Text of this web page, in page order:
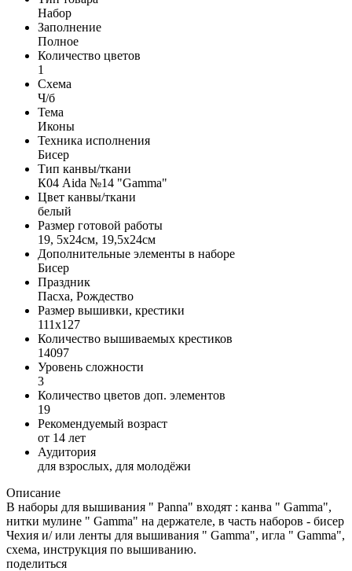
Набор
Заполнение
Полное
Количество цветов
1
Схема
Ч/б
Тема
Иконы
Техника исполнения
Бисер
Тип канвы/ткани
К04 Aida №14 "Gamma"
Цвет канвы/ткани
белый
Размер готовой работы
19, 5x24см, 19,5x24см
Дополнительные элементы в наборе
Бисер
Праздник
Пасха, Рождество
Размер вышивки, крестики
111x127
Количество вышиваемых крестиков
14097
Уровень сложности
3
Количество цветов доп. элементов
19
Рекомендуемый возраст
от 14 лет
Аудитория
для взрослых, для молодёжи
Описание
В наборы для вышивания " Panna" входят : канва " Gamma",
нитки мулине " Gamma" на держателе, в часть наборов - бисер
Чехия и/ или ленты для вышивания " Gamma", игла " Gamma",
схема, инструкция по вышиванию.
поделиться